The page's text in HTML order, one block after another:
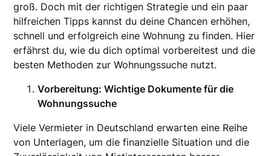
groß. Doch mit der richtigen Strategie und ein paar
hilfreichen Tipps kannst du deine Chancen erhöhen,
schnell und erfolgreich eine Wohnung zu finden. Hier
erfährst du, wie du dich optimal vorbereitest und die
besten Methoden zur Wohnungssuche nutzt.
Vorbereitung: Wichtige Dokumente für die
Wohnungssuche
Viele Vermieter in Deutschland erwarten eine Reihe
von Unterlagen, um die finanzielle Situation und die